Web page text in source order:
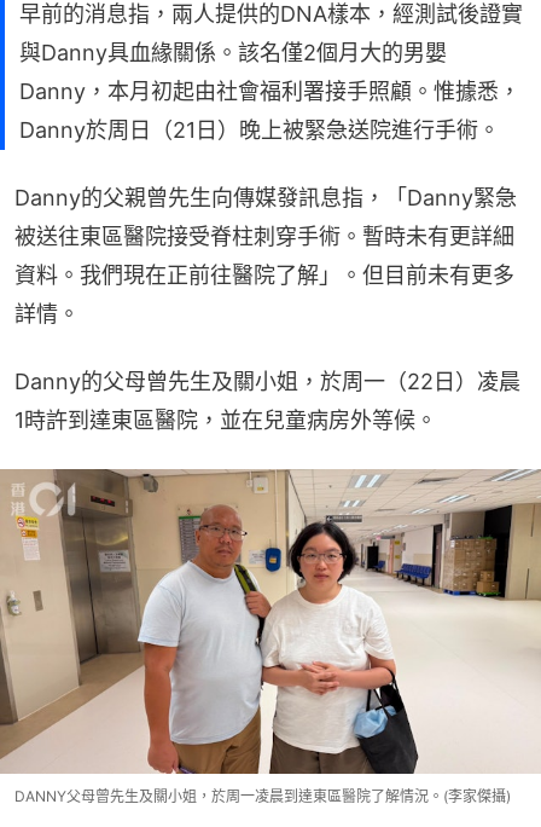
早前的消息指，兩人提供的DNA樣本，經測試後證實
與Danny具血緣關係。該名僅2個月大的男嬰
Danny，本月初起由社會福利署接手照顧。惟據悉，
Danny於周日（21日）晚上被緊急送院進行手術。
Danny的父親曾先生向傳媒發訊息指，「Danny緊急
被送往東區醫院接受脊柱刺穿手術。暫時未有更詳細
資料。我們現在正前往醫院了解」。但目前未有更多
詳情。
Danny的父母曾先生及關小姐，於周一（22日）凌晨
1時許到達東區醫院，並在兒童病房外等候。
DANNY父母曾先生及關小姐，於周一凌晨到達東區醫院了解情況。(李家傑攝)